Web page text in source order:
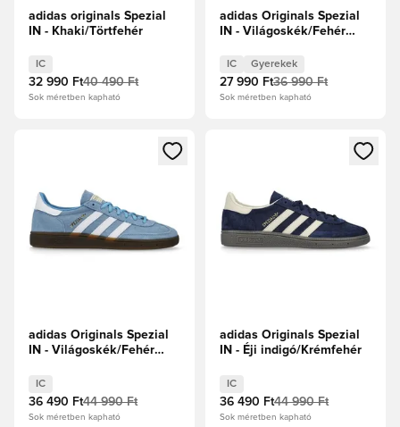
adidas originals Spezial
IN - Khaki/Törtfehér
IC
32 990 Ft40 490 Ft
Sok méretben kapható
adidas Originals Spezial
IN - Világoskék/Fehér
IC Gyerekek
27 990 Ft36 990 Ft
Sok méretben kapható
Megnyit egy modált a bejelentkezéshez vagy a tagként
adidas Originals Spezial
IN - Világoskék/Fehér
IC
36 490 Ft44 990 Ft
Sok méretben kapható
Megnyit egy modált a
adidas Originals Spezial
IN - Éji indigó/Krémfehér
IC
36 490 Ft44 990 Ft
Sok méretben kapható